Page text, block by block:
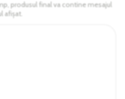
produsul final va contine mesajul
afișat.